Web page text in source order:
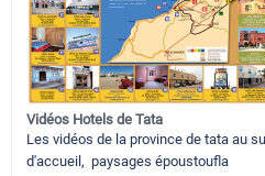
Vidéos Hotels de Tata
Les vidéos de la province de tata au
d'accueil, paysages époustoufla